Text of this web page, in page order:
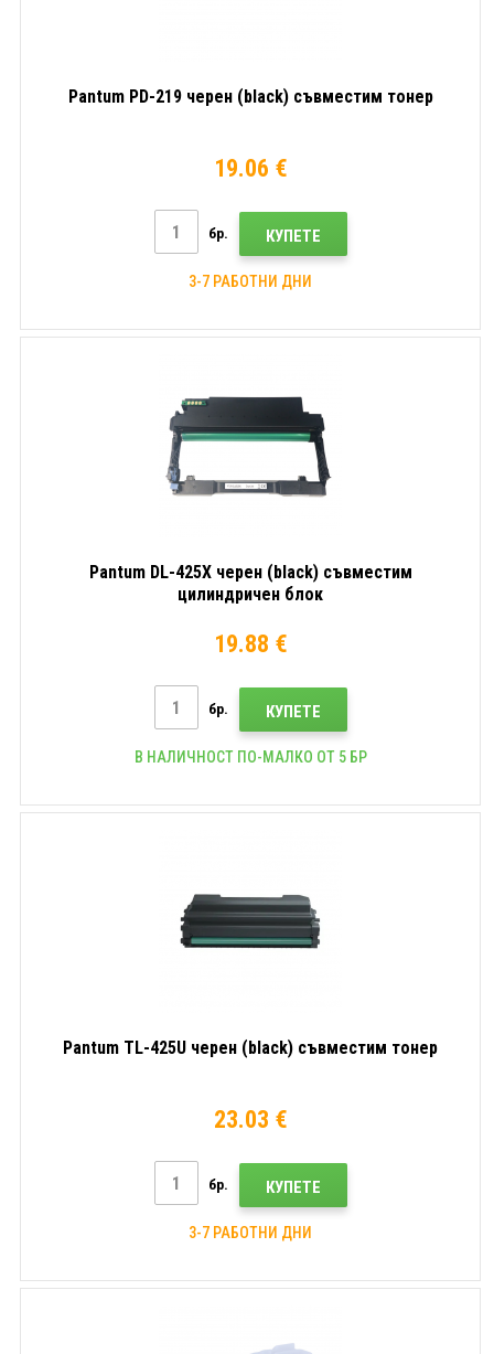
Pantum PD-219 черен (black) съвместим тонер
19.06 €
бр. КУПЕТЕ
3-7 РАБОТНИ ДНИ
Pantum DL-425X черен (black) съвместим
цилиндричен блок
19.88 €
бр. КУПЕТЕ
В НАЛИЧНОСТ ПО-МАЛКО ОТ 5 БР
Pantum TL-425U черен (black) съвместим тонер
23.03 €
бр. КУПЕТЕ
3-7 РАБОТНИ ДНИ